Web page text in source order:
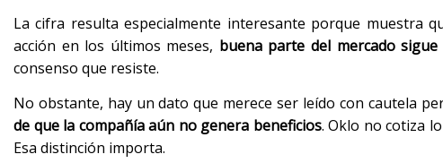
La cifra resulta especialmente interesante porque muestra
acción en los últimos meses, buena parte del mercado
consenso que resiste.
No obstante, hay un dato que merece ser leído con cautela
de que la compañía aún no genera beneficios. Oklo no cotiza
Esa distinción importa.